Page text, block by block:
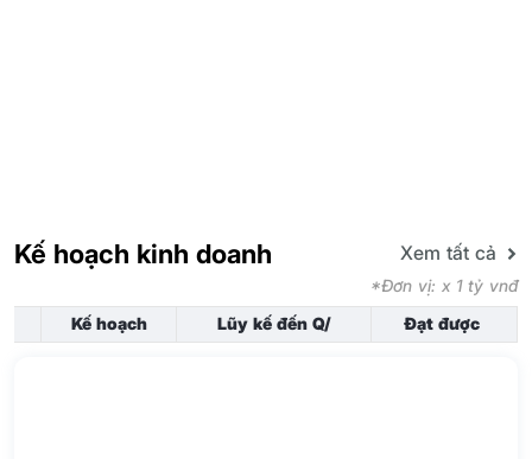
Kế hoạch kinh doanh Xem tất cả
*Đơn vị: x 1 tỷ vnđ
Kế hoạch
Lũy kế đến Q/ Đạt được